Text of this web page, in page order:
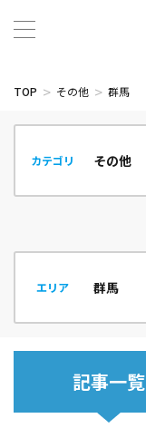
TOP その他 群馬
カテゴリ
エリア
記事一覧